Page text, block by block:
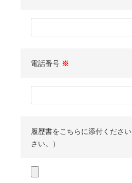
電話番号 ※
履歴書をこちらに添付くださ
さい。）